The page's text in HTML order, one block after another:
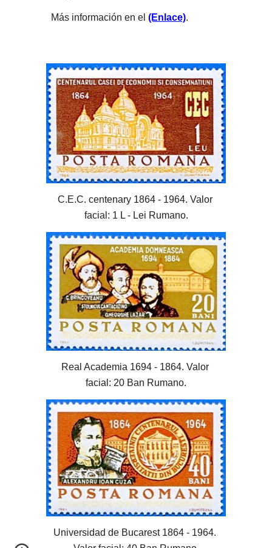
Más información en el (Enlace).
C.E.C. centenary 1864 - 1964. Valor
facial: 1 L - Lei Rumano.
Real Academia 1694 - 1864. Valor
facial: 20 Ban Rumano.
Universidad de Bucarest 1864 - 1964.